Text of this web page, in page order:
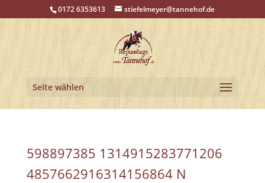
0172 6353613 stiefelmeyer@tannehof.de
Seite wählen
598897385 1314915283771206
4857662916314156864 N